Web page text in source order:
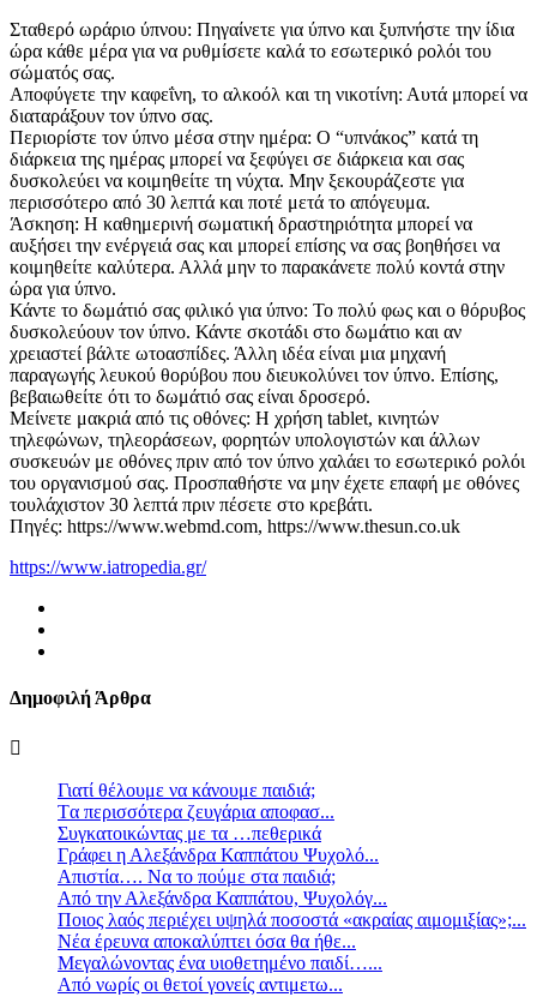
Σταθερό ωράριο ύπνου: Πηγαίνετε για ύπνο και ξυπνήστε την ίδια
ώρα κάθε μέρα για να ρυθμίσετε καλά το εσωτερικό ρολόι του
σώματός σας.
Αποφύγετε την καφεΐνη, το αλκοόλ και τη νικοτίνη: Αυτά μπορεί να
διαταράξουν τον ύπνο σας.
Περιορίστε τον ύπνο μέσα στην ημέρα: Ο “υπνάκος” κατά τη
διάρκεια της ημέρας μπορεί να ξεφύγει σε διάρκεια και σας
δυσκολεύει να κοιμηθείτε τη νύχτα. Μην ξεκουράζεστε για
περισσότερο από 30 λεπτά και ποτέ μετά το απόγευμα.
Άσκηση: Η καθημερινή σωματική δραστηριότητα μπορεί να
αυξήσει την ενέργειά σας και μπορεί επίσης να σας βοηθήσει να
κοιμηθείτε καλύτερα. Αλλά μην το παρακάνετε πολύ κοντά στην
ώρα για ύπνο.
Κάντε το δωμάτιό σας φιλικό για ύπνο: Το πολύ φως και ο θόρυβος
δυσκολεύουν τον ύπνο. Κάντε σκοτάδι στο δωμάτιο και αν
χρειαστεί βάλτε ωτοασπίδες. Άλλη ιδέα είναι μια μηχανή
παραγωγής λευκού θορύβου που διευκολύνει τον ύπνο. Επίσης,
βεβαιωθείτε ότι το δωμάτιό σας είναι δροσερό.
Μείνετε μακριά από τις οθόνες: Η χρήση tablet, κινητών
τηλεφώνων, τηλεοράσεων, φορητών υπολογιστών και άλλων
συσκευών με οθόνες πριν από τον ύπνο χαλάει το εσωτερικό ρολόι
του οργανισμού σας. Προσπαθήστε να μην έχετε επαφή με οθόνες
τουλάχιστον 30 λεπτά πριν πέσετε στο κρεβάτι.
Πηγές: https://www.webmd.com, https://www.thesun.co.uk
https://www.iatropedia.gr/
Δημοφιλή Άρθρα
Γιατί θέλουμε να κάνουμε παιδιά;
Tα περισσότερα ζευγάρια αποφασ...
Συγκατοικώντας με τα …πεθερικά
Γράφει η Αλεξάνδρα Καππάτου Ψυχολό...
Απιστία…. Να το πούμε στα παιδιά;
Από την Αλεξάνδρα Καππάτου, Ψυχολόγ...
Ποιος λαός περιέχει υψηλά ποσοστά «ακραίας αιμομιξίας»;...
Νέα έρευνα αποκαλύπτει όσα θα ήθε...
Mεγαλώνοντας ένα υιοθετημένο παιδί…...
Aπό νωρίς οι θετοί γονείς αντιμετω...